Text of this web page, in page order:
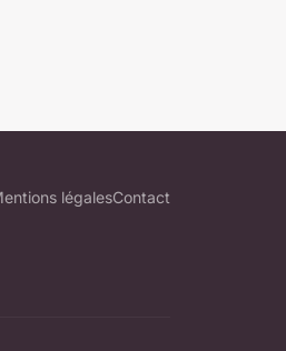
légalesContact